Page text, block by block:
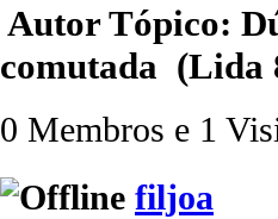
AutorTópico:
comutada (Lida
0 Membros e 1
filjoa